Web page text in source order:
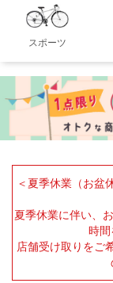
スポーツ
＜夏季休業（お盆
夏季休業に伴い、
時間
店舗受け取りをご